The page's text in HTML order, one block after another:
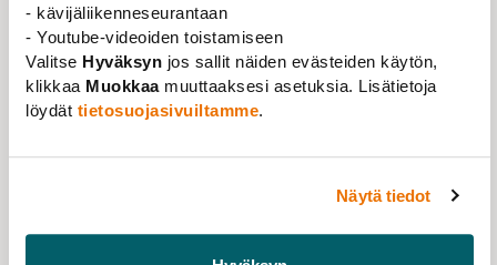
- kävijäliikenneseurantaan
- Youtube-videoiden toistamiseen
Valitse Hyväksyn jos sallit näiden evästeiden käytön,
klikkaa Muokkaamuuttaaksesi asetuksia. Lisätietoja
löydät tietosuojasivuiltamme.
Näytä tiedot
Kouluttaja: Pia Klemetti
Pia Klemetti on johdon uravalmentaja, HR-
ammattilainen ja työelämäaiheisten tekstien kirjoittaja,
jolla on yli 20 vuotta kokemusta sekä kansainvälisistä
TAPAHTUMAN TIEDOT